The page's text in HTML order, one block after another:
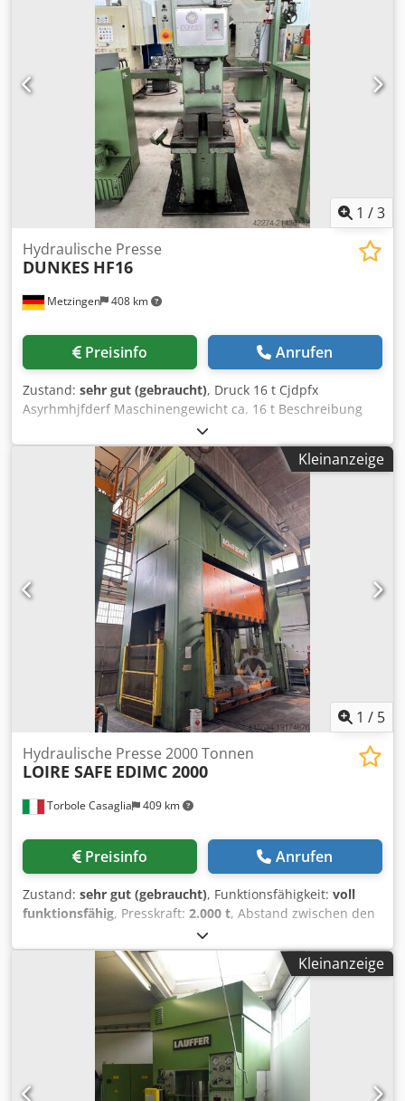
1 /3
Metzingen 408 km
Hydraulische Presse
DUNKES HF16
Preisinfo Anrufen
Zustand: sehr gut (gebraucht), Druck 16 t Cjdpfx
Asyrhmhjfderf Maschinengewicht ca. 16 t Beschreibung
Kleinanzeige
1 / 5
Torbole Casaglia 409 km
Hydraulische Presse 2000 Tonnen
LOIRE SAFE EDIMC 2000
Preisinfo Anrufen
Zustand: sehr gut (gebraucht), Funktionsfähigkeit: voll
funktionsfähig, Presskraft: 2.000 t, Abstand zwischen den
, Rückzugskraft:
PRESSE LOIRE SAFE mod. EDIMC 2000 Maximal einstellbare
Stößelkraft 200 bis 2.000 Tonnen N. 04 Zylinder Csdpowlgr
Rsfx Afdsrf Netto-Rücklaufkraft Schlitten Ton 130 Maximale
Stückabmessungen mm 5.000 x 2.800 x 1.700 Max.
Stückgewicht kg 60.000 Gewicht Oberteil 35.000 kg
Schlittenhub mm 1.500 Maximaler Abstand zwischen
Arbeitsplatten mm 2.500 Mindestabstand zwischen
Arbeitsplatten 1.000 mm Vorderer Ständerabstand mm
Kleinanzeige